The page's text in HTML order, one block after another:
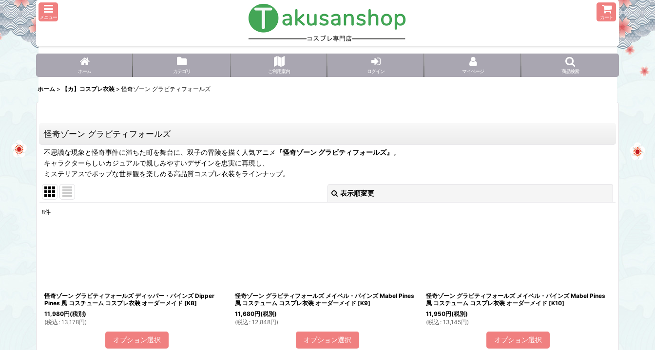
メニュー カート
ホーム カテゴリ ご利用案内 ログイン マイページ 商品検索
ホーム > 【カ】コスプレ衣装 > 怪奇ゾーン グラビティフォールズ
怪奇ゾーン グラビティフォールズ
不思議な現象と怪奇事件に満ちた町を舞台に、双子の冒険を描く人気アニメ 『怪奇ゾーン グラビティフォールズ』 。
キャラクターらしいカジュアルで親しみやすいデザインを忠実に再現し、
ミステリアスでポップな世界観を楽しめる高品質コスプレ衣装をラインナップ。
表示順変更
8件
怪奇ゾーン グラビティフォールズ ディッパー・パインズ Dipper
Pines 風 コスチューム コスプレ衣装 オーダーメイド [K8]
11,980円(税別)
(税込 : 13,178円)
オプション選択
怪奇ゾーン グラビティフォールズ メイベル・パインズ Mabel Pines
風 コスチューム コスプレ衣装 オーダーメイド [K9]
11,680円(税別)
(税込 : 12,848円)
オプション選択
怪奇ゾーン グラビティフォールズ メイベル・パインズ Mabel Pines
風 コスチューム コスプレ衣装 オーダーメイド [K10]
11,950円(税別)
(税込 : 13,145円)
オプション選択